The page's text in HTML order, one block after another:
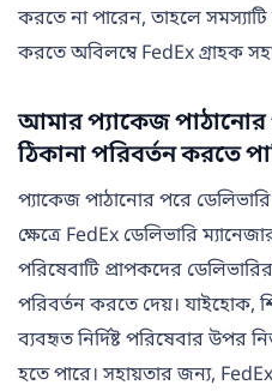
করতে না পারেন, তাহলে
করতে অবিলম্বে FedEx গ্রাহক
আমার প্যাকেজ পাঠানোর
ঠিকানা পরিবর্তন করতে
প্যাকেজ পাঠানোর পরে
ক্ষেত্রে FedEx ডেলিভারি
পরিষেবাটি প্রাপকদের
পরিবর্তন করতে দেয়। যাইহোক,
ব্যবহৃত নির্দিষ্ট পরিষেবার উপর
হতে পারে। সহায়তার জন্য,